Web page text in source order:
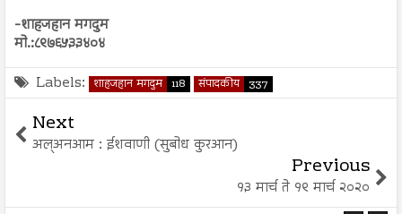
-शाहजहान मगदुम
मो.:८९७६५३३४०४
Labels: शाहजहान मगदुम 118 संपादकीय 337
Next
अल्अनआम : ईशवाणी (सुबोध कुरआन)
Previous
१३ मार्च ते १९ मार्च २०२०